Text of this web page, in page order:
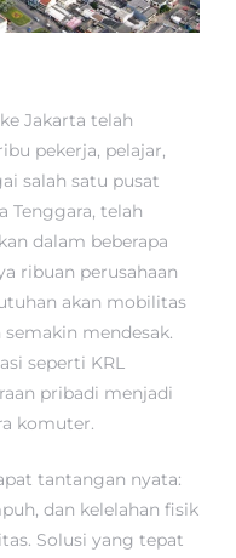
Jakarta telah
pekerja, pelajar,
salah satu pusat
Tenggara, telah
dalam beberapa
ribuan perusahaan
akan mobilitas
mendesak.
seperti KRL
pribadi menjadi
komuter.
tantangan nyata:
dan kelelahan fisik
Solusi yang tepat